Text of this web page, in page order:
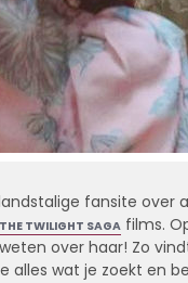
fansite over
THE TWILIGHT SAGAfilms.
over haar! Zo
alles wat je zoekt en